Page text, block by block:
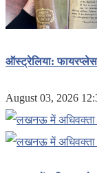
ऑस्ट्रेलिया: फायरप्लेस
August 03, 2026